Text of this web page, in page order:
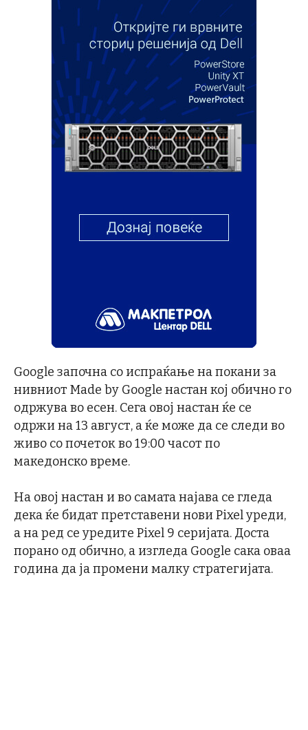
Google започна со испраќање на покани за
нивниот Made by Google настан кој обично го
одржува во есен. Сега овој настан ќе се
одржи на 13 август, а ќе може да се следи во
живо со почеток во 19:00 часот по
македонско време.
На овој настан и во самата најава се гледа
дека ќе бидат претставени нови Pixel уреди,
а на ред се уредите Pixel 9 серијата. Доста
порано од обично, а изгледа Google сака оваа
година да ја промени малку стратегијата.